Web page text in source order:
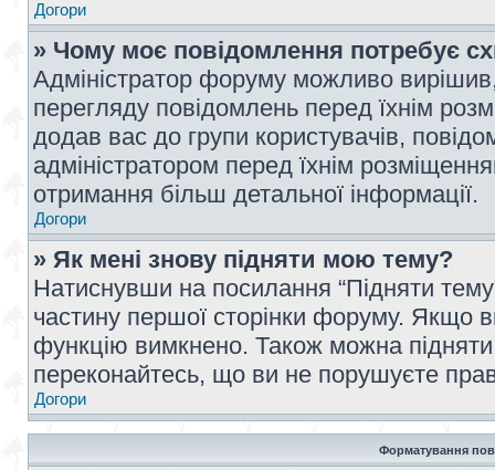
Догори
» Чому моє повідомлення потребує
Адміністратор форуму можливо
перегляду повідомлень перед їхнім
додав вас до групи користувачів,
адміністратором перед їхнім
отримання більш детальної інформації.
Догори
» Як мені знову підняти мою тему?
Натиснувши на посилання “Підняти
частину першої сторінки форуму. Якщо
функцію вимкнено. Також можна
переконайтесь, що ви не порушуєте
Догори
Форматування